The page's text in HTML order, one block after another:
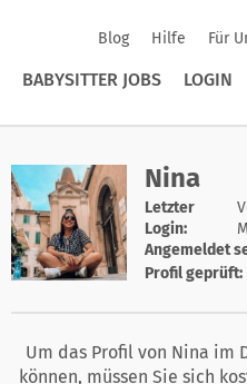
Blog Hilfe Für
BABYSITTER JOBS LOGIN
Nina
Letzter
Login:
Angemeldet
Profil geprüft:
Um das Profil von Nina im
können, müssen Sie sich